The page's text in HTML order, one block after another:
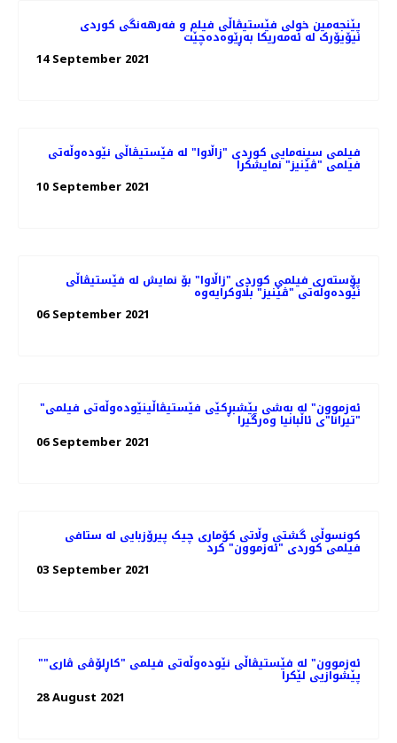
پێنجەمین خولی فێستیڤاڵی فیلم و فەرهەنگی کوردی
نیۆیۆرک لە ئەمەریکا بەڕێوەدەچێت
14 September 2021
فیلمی سینەمایی کوردی "زاڵاوا" لە فێستیڤاڵی نێودەوڵەتی
فیلمی "ڤێنیز" نمایشکرا
10 September 2021
پۆستەری فیلمی کوردی "زاڵاوا" بۆ نمایش لە فێستیڤاڵی
نێودەوڵەتی "ڤێنیز" بڵاوکرایەوە
06 September 2021
"ئەزموون" لە به‌شی پێشبڕکێی فێستیڤاڵینێوده‌وڵه‌تی فیلمی
"تیرانا"ی ئاڵبانیا وه‌رگیرا
06 September 2021
کونسوڵی گشتی وڵاتی کۆماری چیک پیرۆزبایی لە ستافی
فیلمی کوردی "ئەزموون" کرد
03 September 2021
"ئەزموون" لە فێستیڤاڵی نێوده‌وڵه‌تی فیلمی "کاڕلۆڤی ڤاری"
پێشوازیی لێکرا
28 August 2021